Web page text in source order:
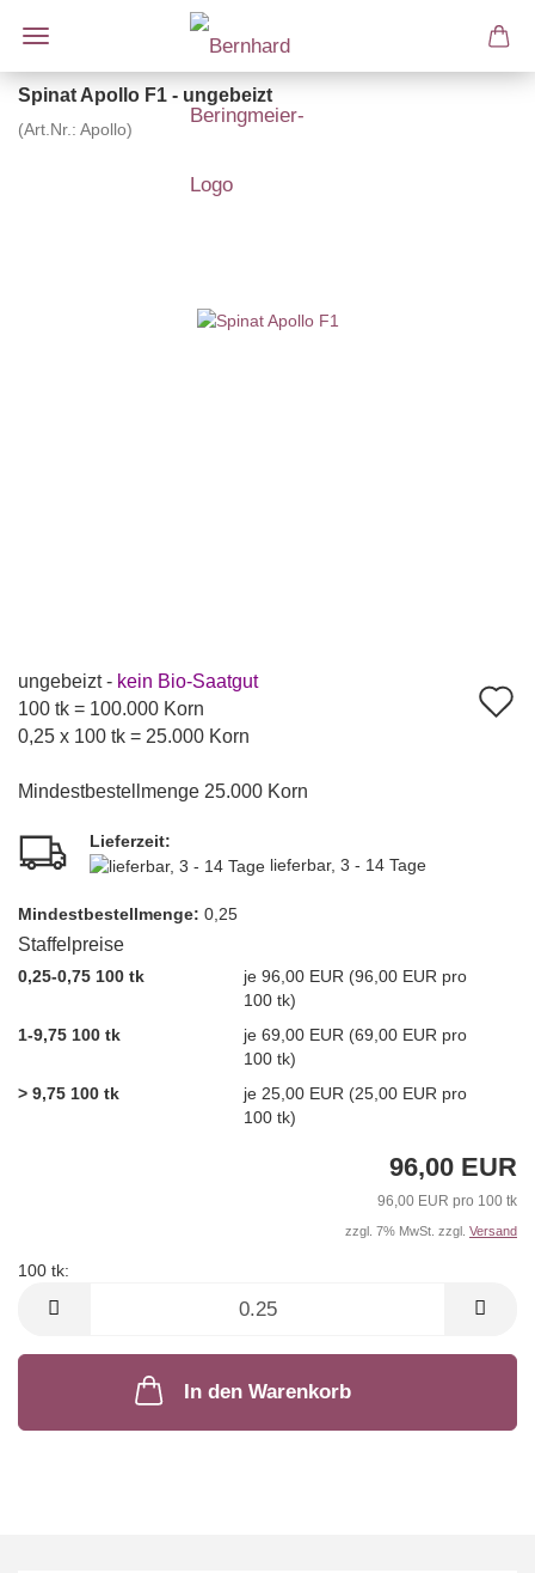
Spinat Apollo F1 - ungebeizt
(Art.Nr.: Apollo)
ungebeizt - kein Bio-Saatgut
100 tk = 100.000 Korn
0,25 x 100 tk = 25.000 Korn
Mindestbestellmenge 25.000 Korn
Lieferzeit:
lieferbar, 3 - 14 Tage
Mindest­bestellmenge: 0,25
Staffelpreise
0,25-0,75 100 tk
je 96,00 EUR (96,00 EUR pro
100 tk)
1-9,75 100 tk
je 69,00 EUR (69,00 EUR pro
100 tk)
> 9,75 100 tk
je 25,00 EUR (25,00 EUR pro
100 tk)
96,00 EUR
96,00 EUR pro 100 tk
zzgl. 7% MwSt. zzgl. Versand
100 tk:
In den Warenkorb